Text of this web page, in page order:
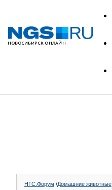
НГС.Форум /Домашние животные